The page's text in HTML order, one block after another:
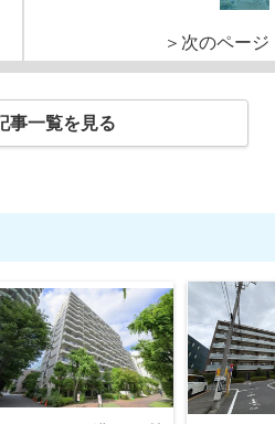
＞次のページ
事一覧を見る